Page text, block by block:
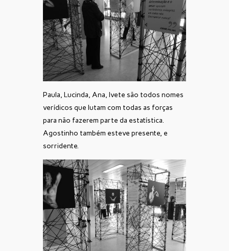
Paula, Lucinda, Ana, Ivete são todos nomes
verídicos que lutam com todas as forças
para não fazerem parte da estatística.
Agostinho também esteve presente, e
sorridente.